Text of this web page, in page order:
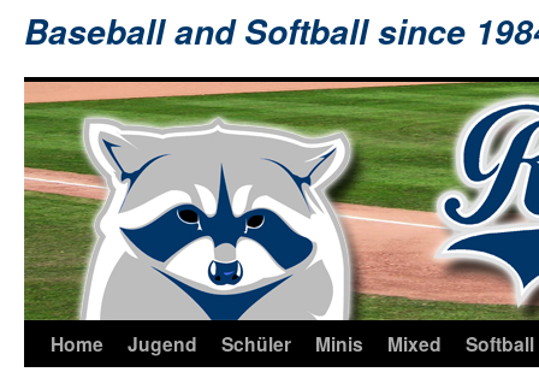
Baseball and Softball since
Home Jugend Schüler Minis Mixed Softball